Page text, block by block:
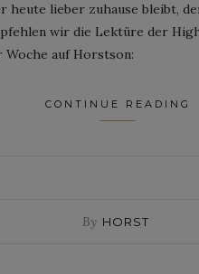
heute lieber zuhause bleibt,
wir die Lektüre der
Woche auf Horstson:
CONTINUE READING
By HORST